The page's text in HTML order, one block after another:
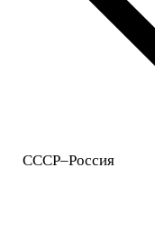
СССР–Россия